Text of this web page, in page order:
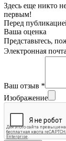
Здесь еще никто
первым!
Перед
Ваша оценка
Представьтесь,
Электронная почта
Ваш отзыв *
Изображение